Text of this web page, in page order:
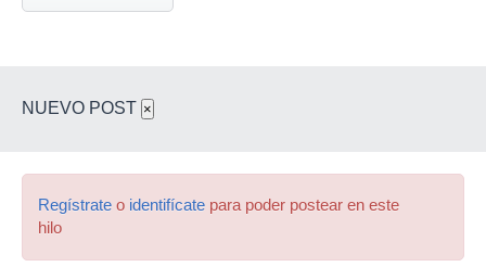
NUEVO POST ×
Regístrate o identifícate para poder postear en este
hilo